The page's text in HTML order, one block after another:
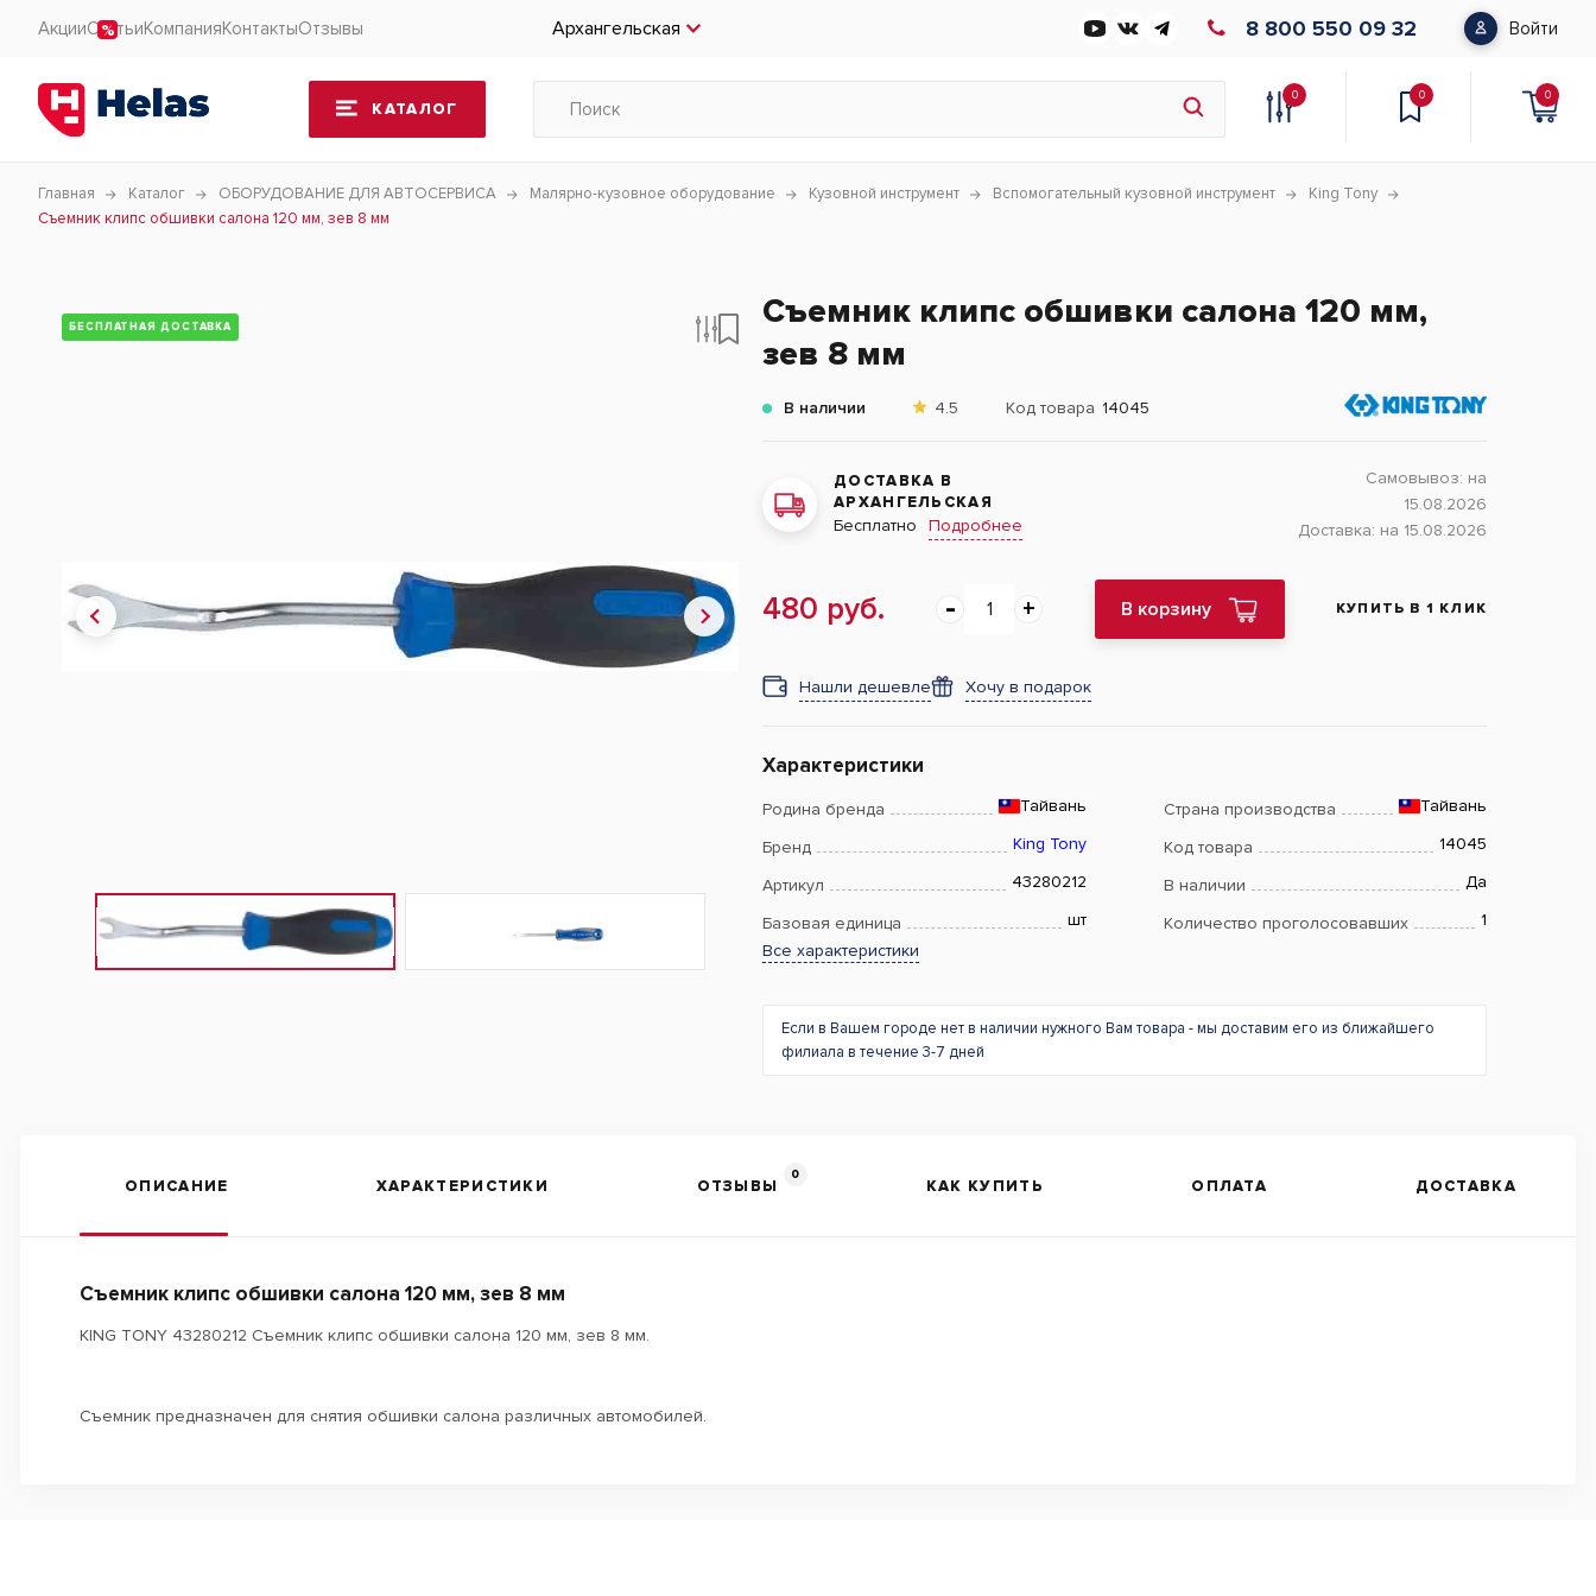
АкцииСтатьиКомпанияКонтактыОтзывы Архангельская 8 800 550 09 32 Войти
КАТАЛОГ
0 0 0
Главная Каталог ОБОРУДОВАНИЕ ДЛЯ АВТОСЕРВИСА Малярно-кузовное оборудование Кузовной инструмент Вспомогательный кузовной инструмент
King Tony
Съемник клипс обшивки салона 120 мм, зев 8 мм
БЕСПЛАТНАЯ ДОСТАВКА
Съемник клипс обшивки салона 120 мм,
зев 8 мм
В наличии 4.5 Код товара 14045
ДОСТАВКА В
АРХАНГЕЛЬСКАЯ
Бесплатно Подробнее
Самовывоз: на
15.08.2026
Доставка: на 15.08.2026
480 руб. В корзину КУПИТЬ В 1 КЛИК
Нашли дешевле Хочу в подарок
Характеристики
Родина бренда Тайвань Страна производства Тайвань
Бренд King Tony Код товара 14045
Артикул 43280212 В наличии Да
Базовая единица шт Количество проголосовавших
1
Все характеристики
Если в Вашем городе нет в наличии нужного Вам товара - мы доставим его из ближайшего
филиала в течение 3-7 дней
ОПИСАНИЕ ХАРАКТЕРИСТИКИ ОТЗЫВЫ
0
КАК КУПИТЬ ОПЛАТА ДОСТАВКА
Съемник клипс обшивки салона 120 мм, зев 8 мм
KING TONY 43280212 Съемник клипс обшивки салона 120 мм, зев 8 мм.
Съемник предназначен для снятия обшивки салона различных автомобилей.